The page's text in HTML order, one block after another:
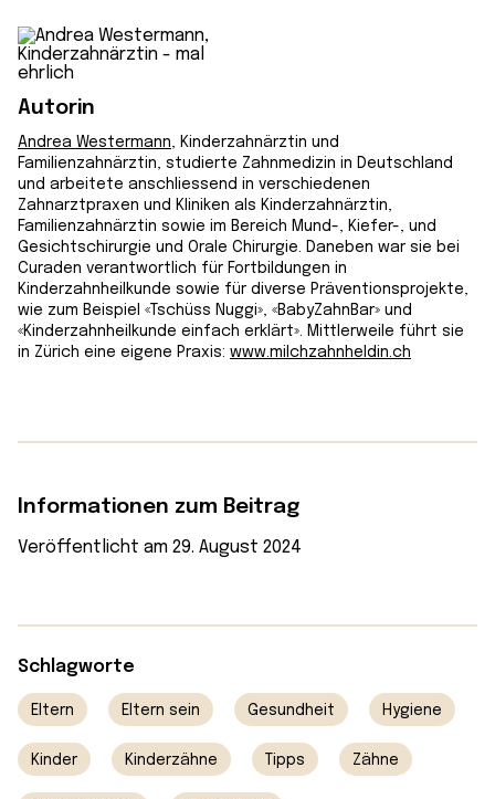
Autorin
Andrea Westermann, Kinderzahnärztin und
Familienzahnärztin, studierte Zahnmedizin in Deutschland
und arbeitete anschliessend in verschiedenen
Zahnarztpraxen und Kliniken als Kinderzahnärztin,
Familienzahnärztin sowie im Bereich Mund-, Kiefer-, und
Gesichtschirurgie und Orale Chirurgie. Daneben war sie bei
Curaden verantwortlich für Fortbildungen in
Kinderzahnheilkunde sowie für diverse Präventionsprojekte,
wie zum Beispiel «Tschüss Nuggi», «BabyZahnBar» und
«Kinderzahnheilkunde einfach erklärt». Mittlerweile führt sie
in Zürich eine eigene Praxis: www.milchzahnheldin.ch
Informationen zum Beitrag
Veröffentlicht am 29. August 2024
Schlagworte
Eltern Eltern sein Gesundheit Hygiene
Kinder Kinderzähne Tipps Zähne